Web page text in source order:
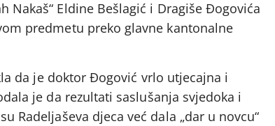
Nakaš“ Eldine Bešlagić i Dragiše Đogovića
predmetu preko glavne kantonalne
da je doktor Đogović vrlo utjecajna i
je da rezultati saslušanja svjedoka i
Radeljaševa djeca već dala „dar u novcu“